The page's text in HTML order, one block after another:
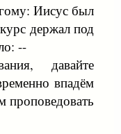
Иисус был
держал под
--
давайте
впадём
проповедовать